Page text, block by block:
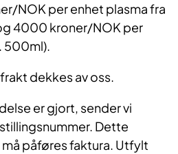
NOK per enhet plasma fra
4000 kroner/NOK per
500ml).
dekkes av oss.
er gjort, sender vi
Dette
påføres faktura. Utfylt